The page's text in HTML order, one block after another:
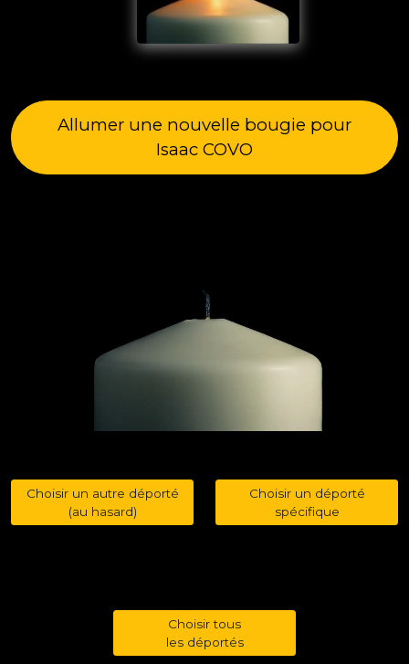
Allumer une nouvelle bougie pour
Isaac COVO
Choisir un autre déporté
(au hasard)
Choisir un déporté
spécifique
Choisir tous
les déportés